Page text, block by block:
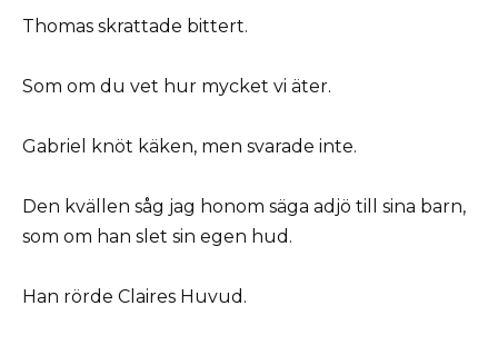
Thomas skrattade bittert.
Som om du vet hur mycket vi äter.
Gabriel knöt käken, men svarade inte.
Den kvällen såg jag honom säga adjö till sina barn,
som om han slet sin egen hud.
Han rörde Claires Huvud.